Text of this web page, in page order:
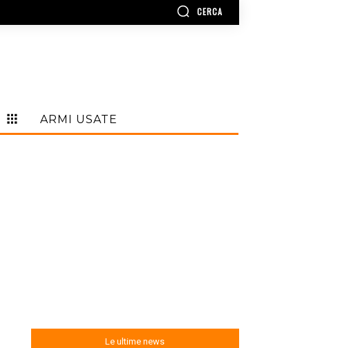
CERCA
ARMI USATE
Le ultime news